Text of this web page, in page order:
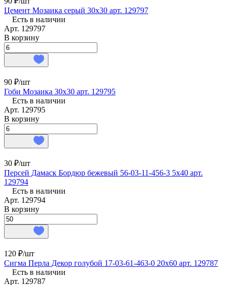
Цемент Мозаика серый 30х30 арт. 129797
Есть в наличии
Арт. 129797
В корзину
90 ₽/шт
Гоби Мозаика 30х30 арт. 129795
Есть в наличии
Арт. 129795
В корзину
30 ₽/шт
Персей Дамаск Бордюр бежевый 56-03-11-456-3 5х40 арт.
129794
Есть в наличии
Арт. 129794
В корзину
120 ₽/шт
Сигма Перла Декор голубой 17-03-61-463-0 20х60 арт. 129787
Есть в наличии
Арт. 129787